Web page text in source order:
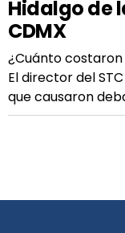
Hidalgo de
CDMX
¿Cuánto
El director del
que causaron